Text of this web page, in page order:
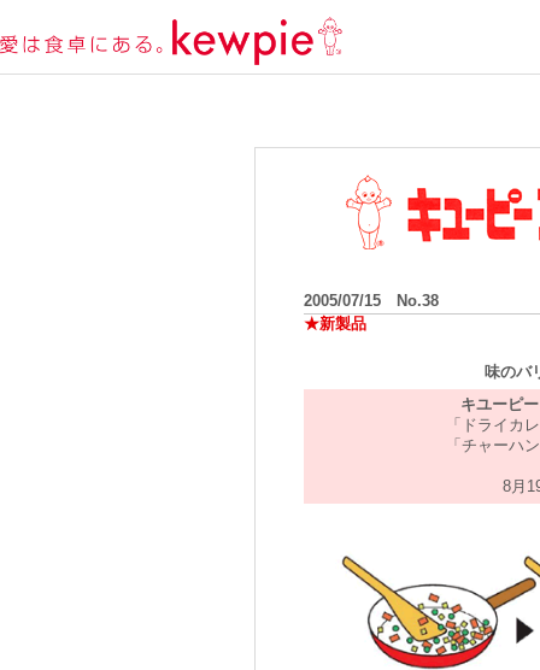
2005/07/15 No.38
★新製品
味のバ
キユーピ
「ドライカ
「チャーハ
8月